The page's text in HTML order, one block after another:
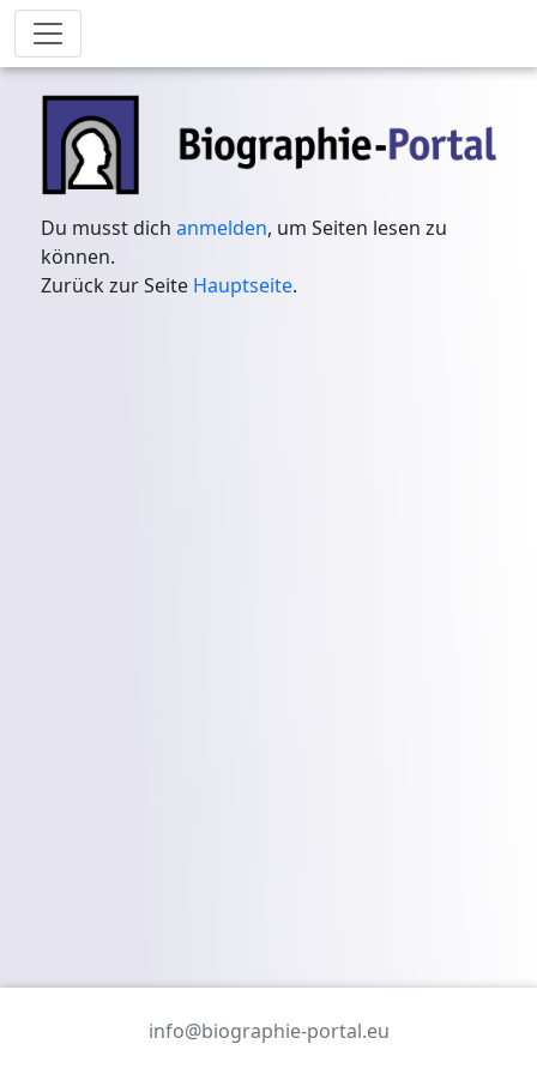
Du musst dichanmelden, um Seiten lesen zu
können.
Zurück zur Seite Hauptseite.
info@biographie-portal.eu